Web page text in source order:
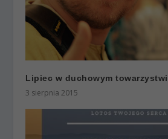
Lipiec w duchowym
3 sierpnia 2015